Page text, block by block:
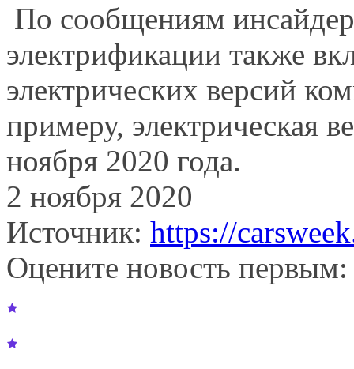
По сообщениям
электрификации также
электрических версий
примеру, ​​электрическая
ноября 2020 года.
2 ноября 2020
Источник: https://
Оцените новость первым: